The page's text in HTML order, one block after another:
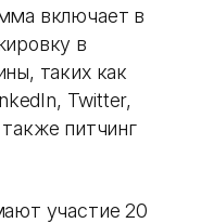
включает в
в
таких как
Twitter,
питчинг
участие 20